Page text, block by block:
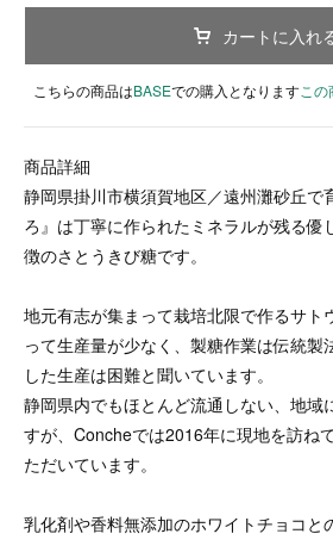
カートに入れ
こちらの商品はBASEでの購入となりますこ
商品詳細
静岡県掛川市横須賀地区／遠州灘砂丘で
ろ』は丁寧に作られたミネラルが残る優
徴のさとうきび糖です。
地元有志が集まって栽培北限で作るサト
って生産量が少なく、製糖作業は伝統製
した生産は困難と聞いています。
静岡県内でもほとんど流通しない、地域
すが、Concheでは2016年に現地を訪ね
ただいています。
乳化剤や香料無添加のホワイトチョコと